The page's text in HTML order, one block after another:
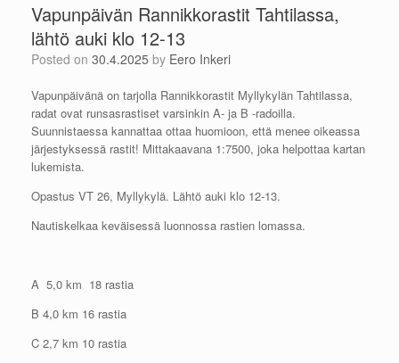
Vapunpäivän Rannikkorastit Tahtilassa,
lähtö auki klo 12-13
Posted on 30.4.2025 by Eero Inkeri
Vapunpäivänä on tarjolla Rannikkorastit Myllykylän Tahtilassa,
radat ovat runsasrastiset varsinkin A- ja B -radoilla.
Suunnistaessa kannattaa ottaa huomioon, että menee oikeassa
järjestyksessä rastit! Mittakaavana 1:7500, joka helpottaa kartan
lukemista.
Opastus VT 26, Myllykylä. Lähtö auki klo 12-13.
Nautiskelkaa keväisessä luonnossa rastien lomassa.
A 5,0 km 18 rastia
B 4,0 km 16 rastia
C 2,7 km 10 rastia